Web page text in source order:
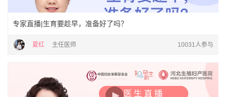
专家直播|生育要趁早，准备好了吗？
夏红 主任医师 10031人参与